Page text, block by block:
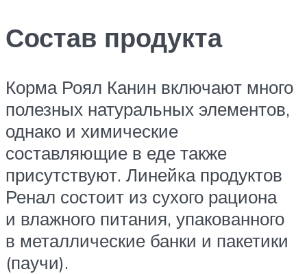
Состав продукта
Корма Роял Канин включают много
полезных натуральных элементов,
однако и химические
составляющие в еде также
присутствуют. Линейка продуктов
Ренал состоит из сухого рациона
и влажного питания, упакованного
в металлические банки и пакетики
(паучи).